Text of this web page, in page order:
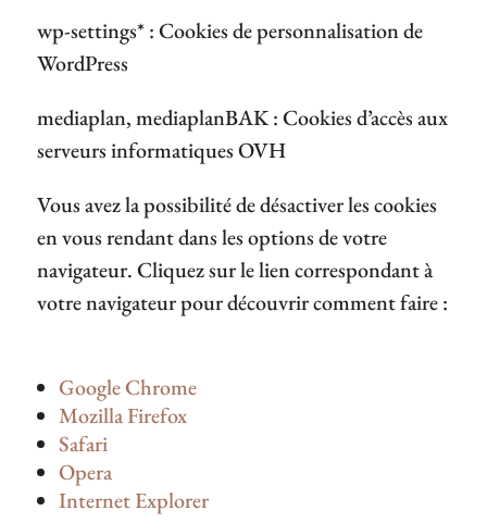
wp-settings* : Cookies de personnalisation de
WordPress
mediaplan, mediaplanBAK : Cookies d’accès aux
serveurs informatiques OVH
Vous avez la possibilité de désactiver les cookies
en vous rendant dans les options de votre
navigateur. Cliquez sur le lien correspondant à
votre navigateur pour découvrir comment faire :
Google Chrome
Mozilla Firefox
Safari
Opera
Internet Explorer